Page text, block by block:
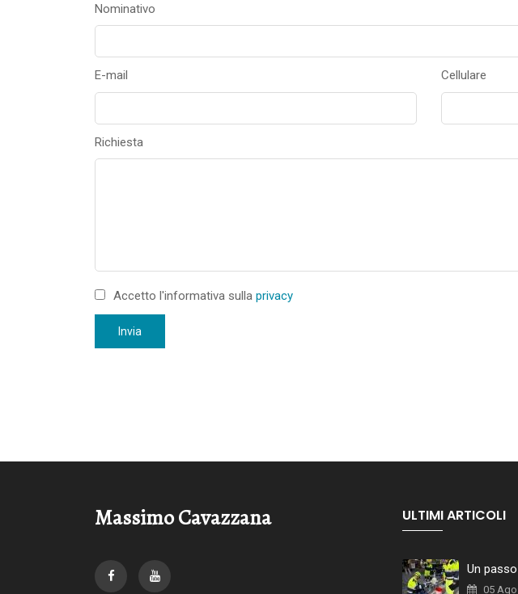
Nominativo
E-mail Cellulare
Richiesta
Accetto l'informativa sulla privacy
Invia
Massimo Cavazzana ULTIMI ARTICOLI
Un
05